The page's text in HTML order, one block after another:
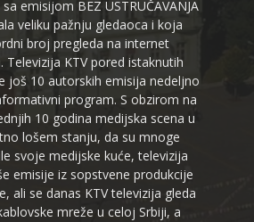
emisijom BEZ USTRUČAVANJA
veliku pažnju gledaoca i koja
broj pregleda na internet
Televizija KTV pored istaknutih
još 10 autorskih emisija nedeljno
program. S obzirom na
10 godina medijska scena u
lošem stanju, da su mnoge
svoje medijske kuće, televizija
emisije iz sopstvene produkcije
ali se danas KTV televizija gleda
mreže u celoj Srbiji, a